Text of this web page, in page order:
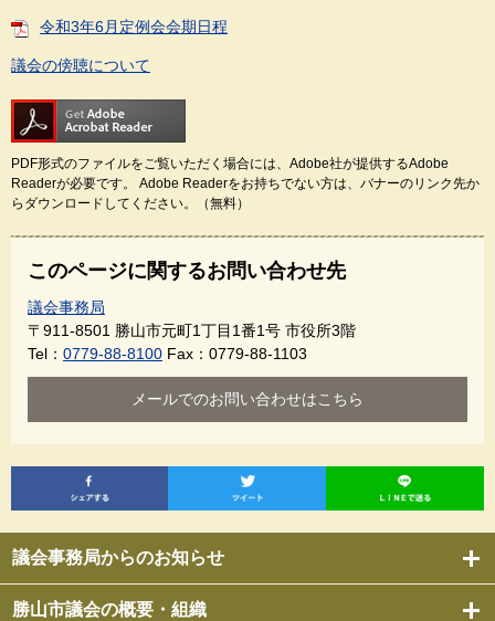
議会事務局からのお知らせ
勝山市議会の概要・組織
令和3年6月定例会会期日程
議会の傍聴について
PDF形式のファイルをご覧いただく場合には、Adobe社が提供するAdobe
Readerが必要です。
Adobe Readerをお持ちでない方は、バナーのリンク先か
らダウンロードしてください。（無料）
このページに関するお問い合わせ先
議会事務局
〒911-8501 勝山市元町1丁目1番1号 市役所3階
Tel： 0779-88-8100 Fax：0779-88-1103
メールでのお問い合わせはこちら